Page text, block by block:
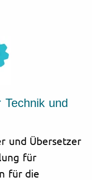
Technik und
und Übersetzer
für
für die